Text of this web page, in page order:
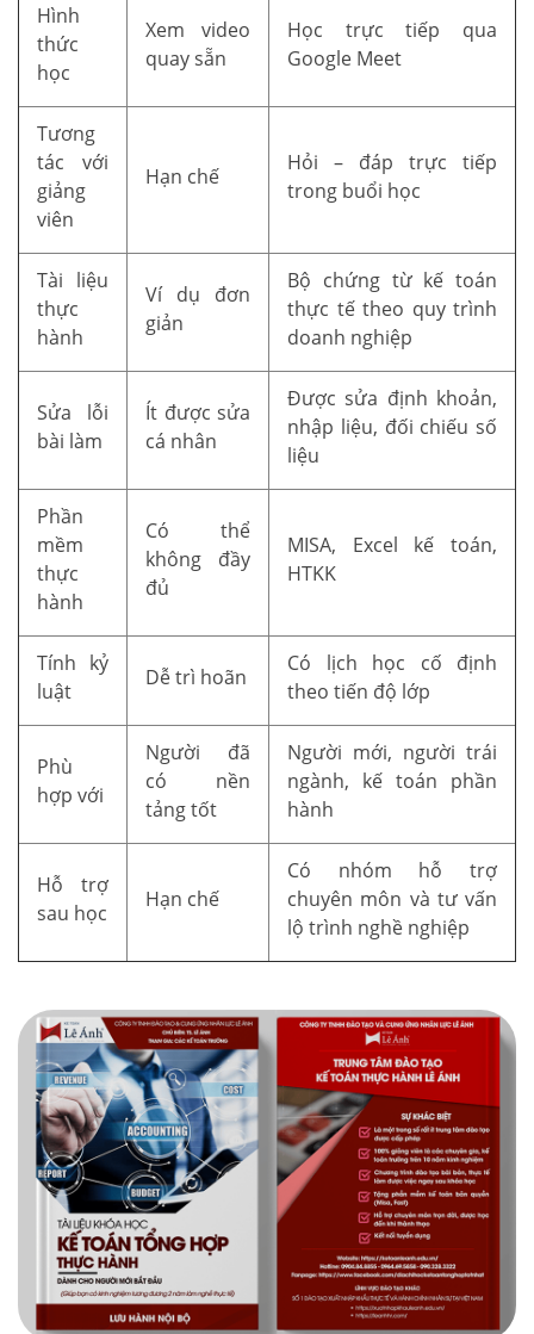
Hình
thức
học
Xem video
quay sẵn
Học trực tiếp qua
Google Meet
Tương
tác với
giảng
viên
Hạn chế
Hỏi – đáp trực tiếp
trong buổi học
Tài liệu
thực
hành
Ví dụ đơn
giản
Bộ chứng từ kế toán
thực tế theo quy trình
doanh nghiệp
Sửa lỗi
bài làm
Ít được sửa
cá nhân
Được sửa định khoản,
nhập liệu, đối chiếu số
liệu
Phần
mềm
thực
hành
Có thể
không đầy
đủ
MISA, Excel kế toán,
HTKK
Tính kỷ
luật
Dễ trì hoãn
Có lịch học cố định
theo tiến độ lớp
Phù
hợp với
Người đã
có nền
tảng tốt
Người mới, người trái
ngành, kế toán phần
hành
Hỗ trợ
sau học
Hạn chế
Có nhóm hỗ trợ
chuyên môn và tư vấn
lộ trình nghề nghiệp